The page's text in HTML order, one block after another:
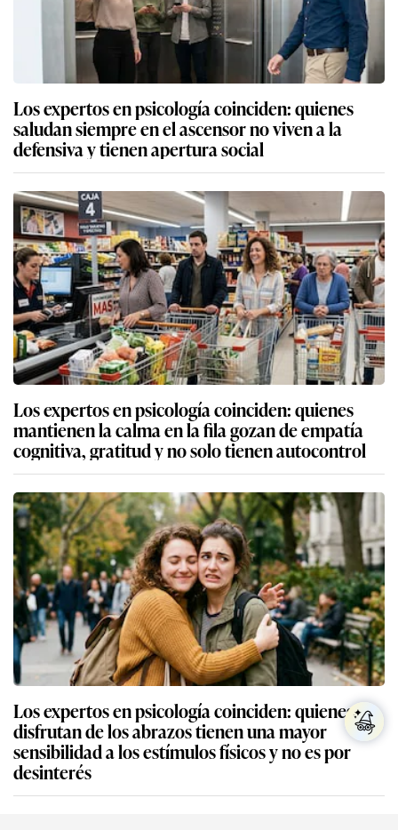
Los expertos en psicología coinciden: quienes
saludan siempre en el ascensor no viven a la
defensiva y tienen apertura social
Los expertos en psicología coinciden: quienes
mantienen la calma en la fila gozan de empatía
cognitiva, gratitud y no solo tienen autocontrol
Los expertos en psicología coinciden: quienes no
disfrutan de los abrazos tienen una mayor
sensibilidad a los estímulos físicos y no es por
desinterés